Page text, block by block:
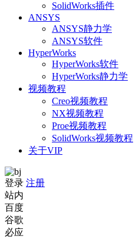
SolidWorks插件
ANSYS
ANSYS静力学
ANSYS软件
HyperWorks
HyperWorks软件
HyperWorks静力学
视频教程
Creo视频教程
NX视频教程
Proe视频教程
SolidWorks视频教程
关于VIP
登录 注册
站内
百度
谷歌
必应